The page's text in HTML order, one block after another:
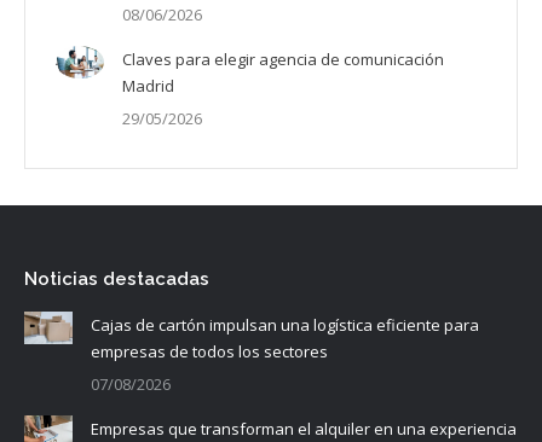
08/06/2026
Claves para elegir agencia de comunicación
Madrid
29/05/2026
Noticias destacadas
Cajas de cartón impulsan una logística eficiente para
empresas de todos los sectores
07/08/2026
Empresas que transforman el alquiler en una experiencia